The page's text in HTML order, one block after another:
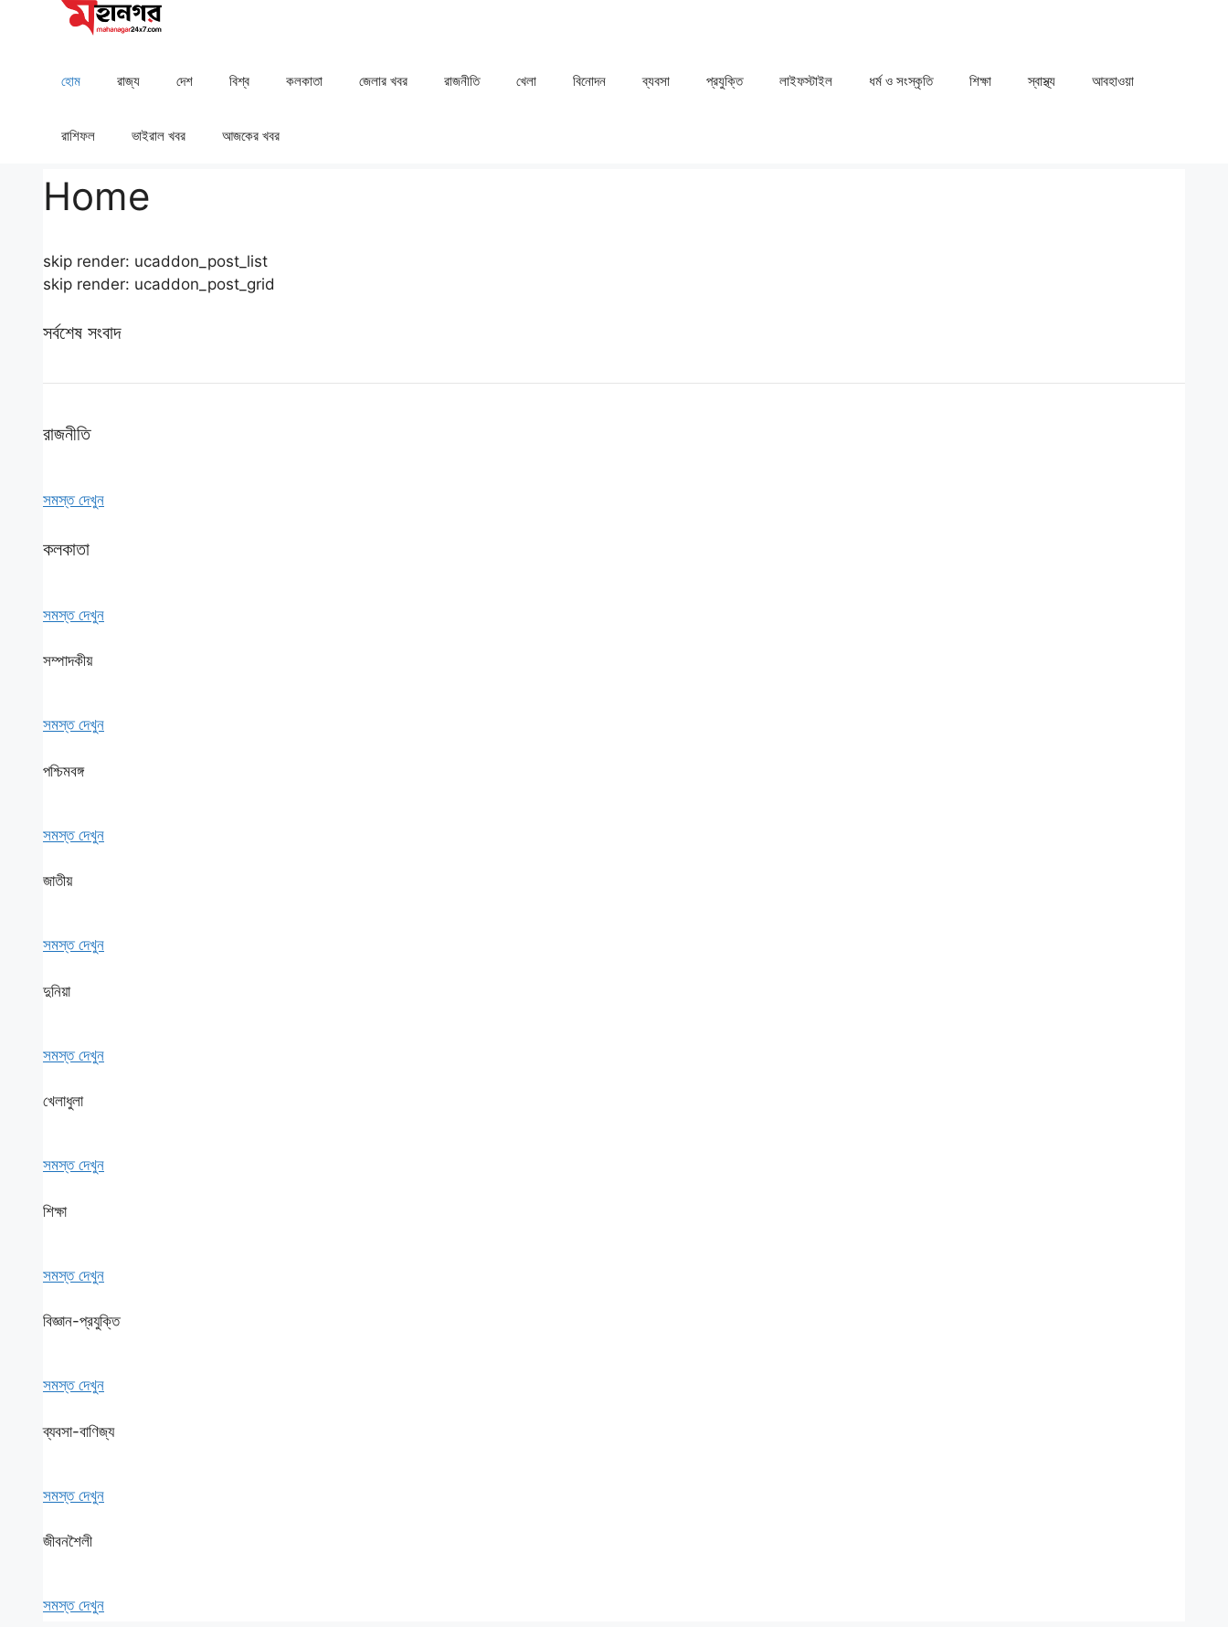
হোম রাজ্য দেশ ⁠বিশ্ব কলকাতা ⁠⁠জেলার খবর রাজনীতি খেলা ⁠বিনোদন ব্যবসা প্রযুক্তি লাইফস্টাইল ধর্ম ও সংস্কৃতি ⁠⁠শিক্ষা ⁠⁠স্বাস্থ্য ⁠⁠আবহাওয়া
রাশিফল ⁠⁠ভাইরাল খবর আজকের খবর
Home
skip render: ucaddon_post_list
skip render: ucaddon_post_grid
সর্বশেষ সংবাদ
রাজনীতি
সমস্ত দেখুন
কলকাতা
সমস্ত দেখুন
সম্পাদকীয়
সমস্ত দেখুন
পশ্চিমবঙ্গ
সমস্ত দেখুন
জাতীয়
সমস্ত দেখুন
দুনিয়া
সমস্ত দেখুন
খেলাধুলা
সমস্ত দেখুন
শিক্ষা
সমস্ত দেখুন
বিজ্ঞান-প্রযুক্তি
সমস্ত দেখুন
ব্যবসা-বাণিজ্য
সমস্ত দেখুন
জীবনশৈলী
সমস্ত দেখুন